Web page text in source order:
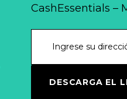
Mi
CashEssentials –
DESCARGA EL